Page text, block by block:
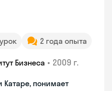
2 года опыта
Бизнеса • 2009 г.
Катаре, понимает